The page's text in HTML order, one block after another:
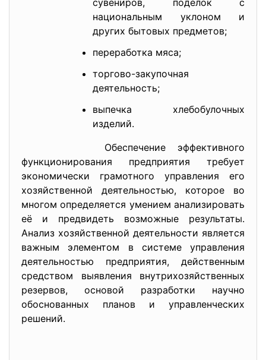
сувениров, поделок с
национальным уклоном и
других бытовых предметов;
переработка мяса;
торгово-закупочная
деятельность;
выпечка хлебобулочных
изделий.
Обеспечение эффективного
функционирования предприятия требует
экономически грамотного управления его
хозяйственной деятельностью, которое во
многом определяется умением анализировать
её и предвидеть возможные результаты.
Анализ хозяйственной деятельности является
важным элементом в системе управления
деятельностью предприятия, действенным
средством выявления внутрихозяйственных
резервов, основой разработки научно
обоснованных планов и управленческих
решений.